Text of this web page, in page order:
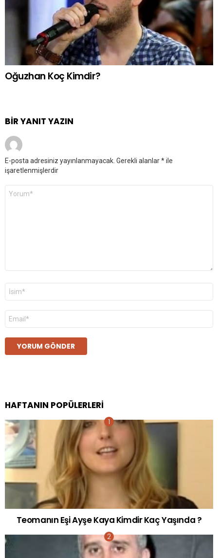
Oğuzhan Koç Kimdir?
BIR YANIT YAZIN
E-posta adresiniz yayınlanmayacak. Gerekli alanlar*ile
işaretlenmişlerdir
Yorum
Ad
E-
posta
*
HAFTANIN POPÜLERLERI
Teomanın Eşi Ayşe Kaya Kimdir Kaç Yaşında ?